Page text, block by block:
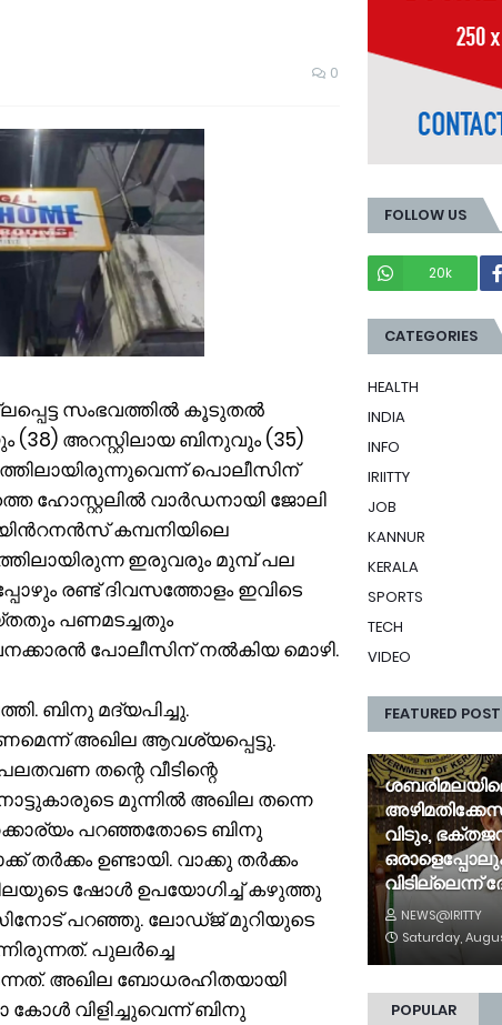
0
സംഭവത്തിൽ കൂടുതൽ
അറസ്റ്റിലായ ബിനുവും (35)
പൊലീസിന്
ഹോസ്റ്റലിൽ വാർഡനായി ജോലി
കമ്പനിയിലെ
ഇരുവരും മുമ്പ് പല
രണ്ട് ദിവസത്തോളം ഇവിടെ
പണമടച്ചതും
പോലീസിന് നൽകിയ മൊഴി.
ബിനു മദ്യപിച്ചു.
അഖില ആവശ്യപ്പെട്ടു.
തന്റെ വീടിന്റെ
മുന്നിൽ അഖില തന്നെ
പറഞ്ഞതോടെ ബിനു
ഉണ്ടായി. വാക്കു തർക്കം
ഷോൾ ഉപയോഗിച്ച് കഴുത്തു
പറഞ്ഞു. ലോഡ്ജ് മുറിയുടെ
പുലർച്ചെ
അഖില ബോധരഹിതയായി
വിളിച്ചുവെന്ന് ബിനു
FOLLOW US
20k
CATEGORIES
HEALTH
INDIA
INFO
IRIITTY
JOB
KANNUR
KERALA
SPORTS
TECH
VIDEO
FEATURED POST
വിടും,
വിടില്ലെന്ന്
NEWS@IRITTY
Saturday,
POPULAR